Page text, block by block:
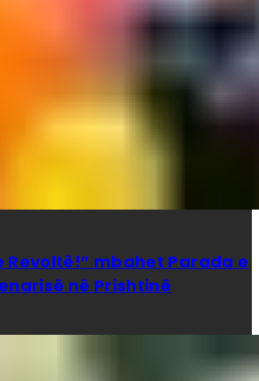
Revoltë!” mbahet Parada e
në Prishtinë